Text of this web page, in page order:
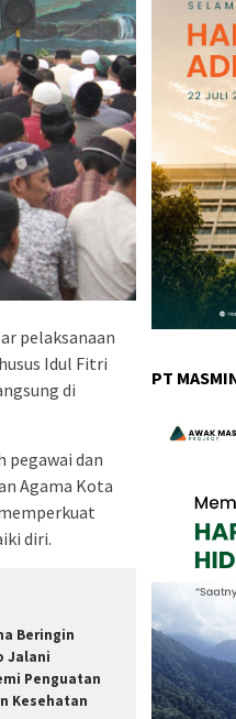
pelaksanaan
Idul Fitri
di
pegawai dan
Agama Kota
diri.
Beringin
Jalani
Penguatan
Kesehatan
PT